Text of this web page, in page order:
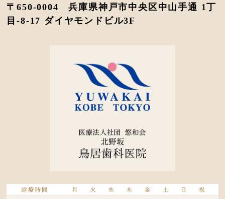
〒650-0004 兵庫県神戸市中央区中山手通 1丁
目-8-17 ダイヤモンドビル3F